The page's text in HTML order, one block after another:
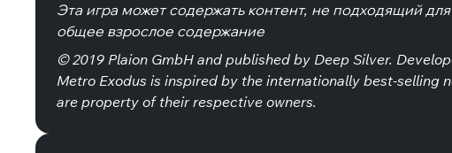
Эта игра может содержать контент, не подходящий
общее взрослое содержание
© 2019 Plaion GmbH and published by Deep Silver.
Metro Exodus is inspired by the internationally best-selling
are property of their respective owners.